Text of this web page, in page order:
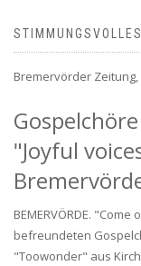
Bremervörder Zeitung,
"Joyful
BEMERVÖRDE.
befreundeten
"Toowonder" aus